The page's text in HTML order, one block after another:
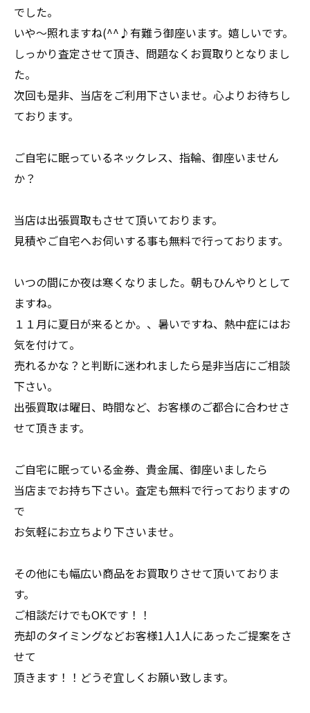
でした。
いや～照れますね(^^♪有難う御座います。嬉しいです。
しっかり査定させて頂き、問題なくお買取りとなりまし
た。
次回も是非、当店をご利用下さいませ。心よりお待ちし
ております。
ご自宅に眠っているネックレス、指輪、御座いません
か？
当店は出張買取もさせて頂いております。
見積やご自宅へお伺いする事も無料で行っております。
いつの間にか夜は寒くなりました。朝もひんやりとして
ますね。
１１月に夏日が来るとか。、暑いですね、熱中症にはお
気を付けて。
売れるかな？と判断に迷われましたら是非当店にご相談
下さい。
出張買取は曜日、時間など、お客様のご都合に合わせさ
せて頂きます。
ご自宅に眠っている金券、貴金属、御座いましたら
当店までお持ち下さい。査定も無料で行っておりますの
で
お気軽にお立ちより下さいませ。
その他にも幅広い商品をお買取りさせて頂いておりま
す。
ご相談だけでもOKです！！
売却のタイミングなどお客様1人1人にあったご提案をさ
せて
頂きます！！どうぞ宜しくお願い致します。